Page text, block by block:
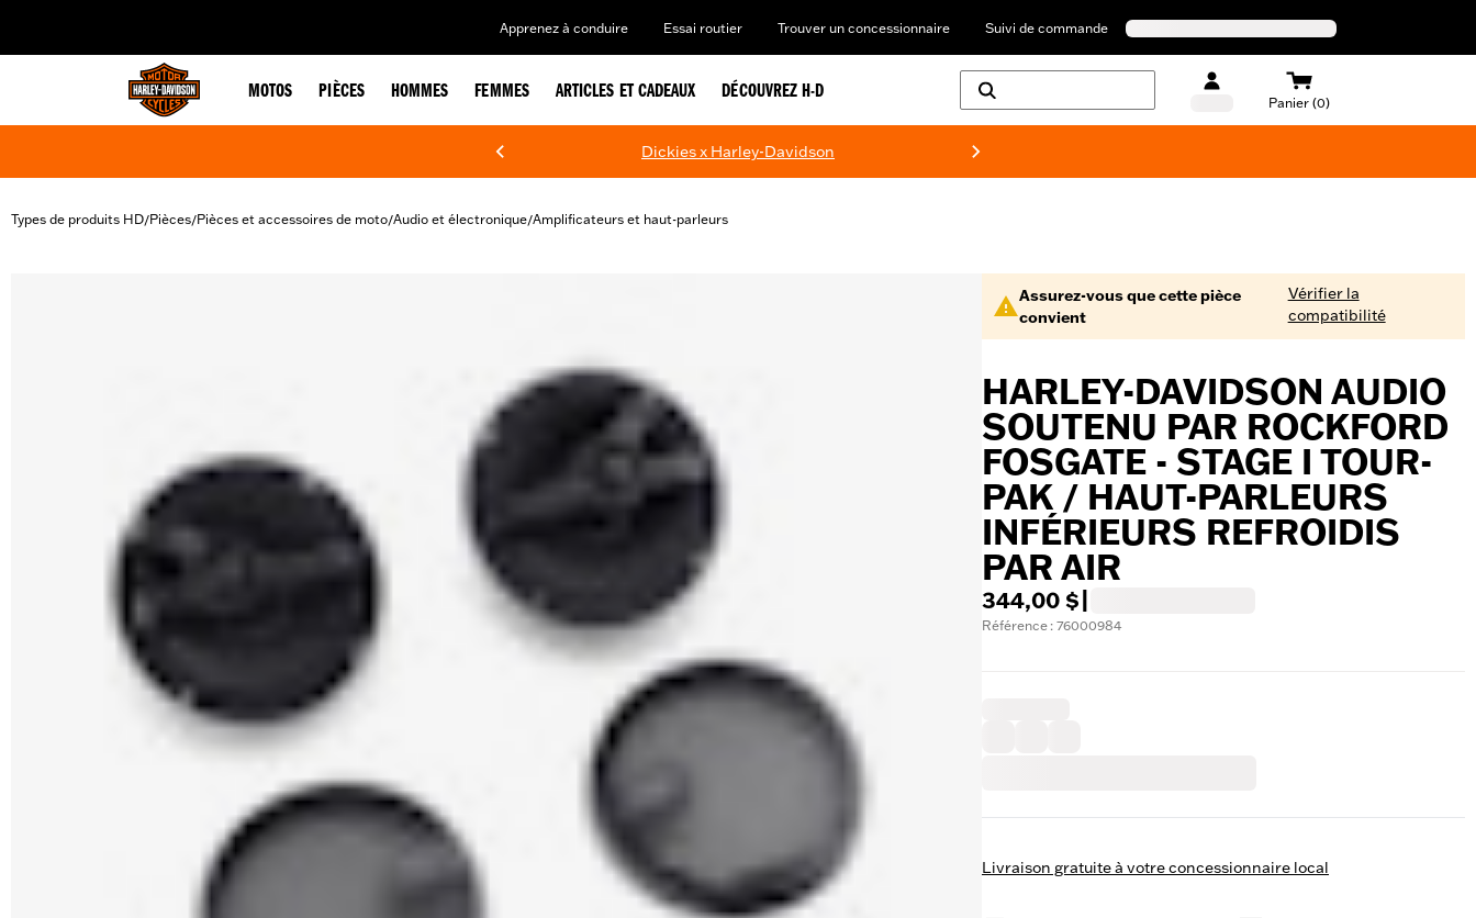
Apprenez à conduire Essai routier Trouver un concessionnaire Suivi de commande
MOTOS PIÈCES HOMMES FEMMES ARTICLES ET CADEAUX DÉCOUVREZ H-D
Panier (0)
Dickies x Harley-Davidson
Types de produits HD/Pièces/Pièces et accessoires de moto/Audio et électronique/Amplificateurs et haut-parleurs
Assurez-vous que cette pièce
convient
Vérifier la
compatibilité
HARLEY-DAVIDSON AUDIO
SOUTENU PAR ROCKFORD
FOSGATE - STAGE I TOUR-
PAK / HAUT-PARLEURS
INFÉRIEURS REFROIDIS
PAR AIR
344,00 $
Référence : 76000984
Livraison gratuite à votre concessionnaire local